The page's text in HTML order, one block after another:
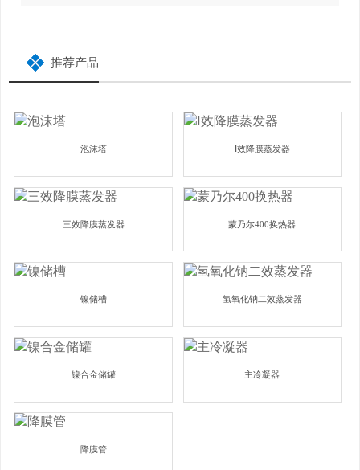
推荐产品
泡沫塔 Ⅰ效降膜蒸发器
三效降膜蒸发器 蒙乃尔400换热器
镍储槽 氢氧化钠二效蒸发器
镍合金储罐 主冷凝器
降膜管